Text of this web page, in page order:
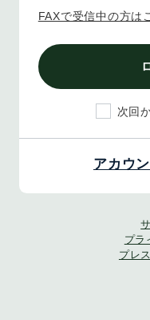
FAXで受信中の方は
次回
アカウ
プラ
プレ